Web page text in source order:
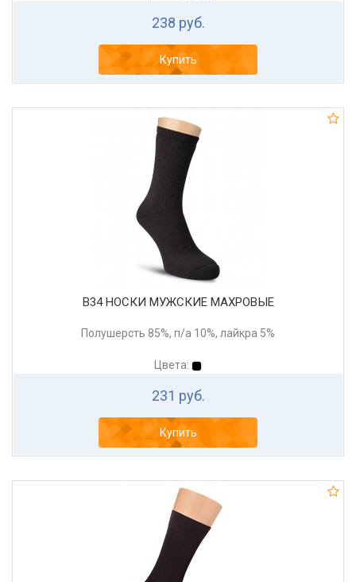
238 руб.
Купить
В34 НОСКИ МУЖСКИЕ МАХРОВЫЕ
Полушерсть 85%, п/а 10%, лайкра 5%
Цвета:
231 руб.
Купить